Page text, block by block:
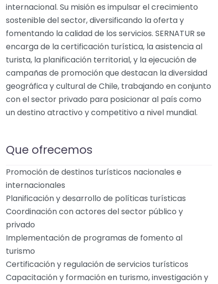
internacional. Su misión es impulsar el crecimiento
sostenible del sector, diversificando la oferta y
fomentando la calidad de los servicios. SERNATUR se
encarga de la certificación turística, la asistencia al
turista, la planificación territorial, y la ejecución de
campañas de promoción que destacan la diversidad
geográfica y cultural de Chile, trabajando en conjunto
con el sector privado para posicionar al país como
un destino atractivo y competitivo a nivel mundial.
Que ofrecemos
Promoción de destinos turísticos nacionales e
internacionales
Planificación y desarrollo de políticas turísticas
Coordinación con actores del sector público y
privado
Implementación de programas de fomento al
turismo
Certificación y regulación de servicios turísticos
Capacitación y formación en turismo, investigación y